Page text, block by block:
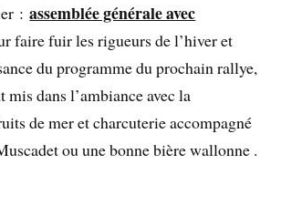
:assemblée générale avec
faire fuir les rigueurs de l’hiver et
du programme du prochain rallye,
mis dans l’ambiance avec la
de mer et charcuterie accompagné
ou une bonne bière wallonne .